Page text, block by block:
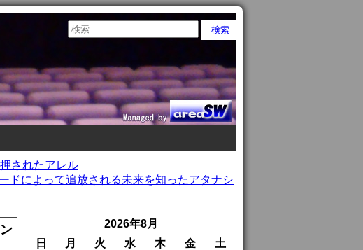
されたアレル
ドによって追放される未来を知ったアタナシ
2026年8月
日
月 火 水 木 金 土